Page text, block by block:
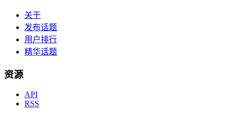
关于
发布话题
用户排行
精华话题
资源
API
RSS